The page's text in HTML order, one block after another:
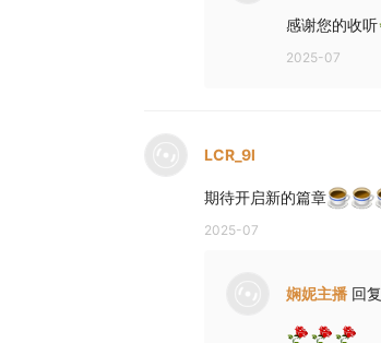
感谢您的收听
2025-07
LCR_9l
期待开启新的篇章
2025-07
娴妮主播 回复